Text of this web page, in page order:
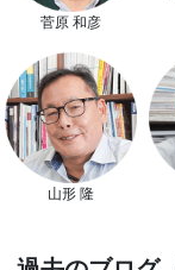
菅原 和彦
山形 隆